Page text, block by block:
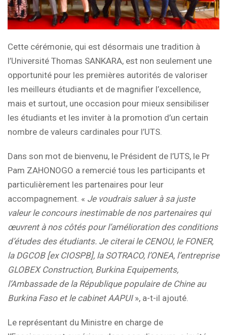
Cette cérémonie, qui est désormais une tradition à
l’Université Thomas SANKARA, est non seulement une
opportunité pour les premières autorités de valoriser
les meilleurs étudiants et de magnifier l’excellence,
mais et surtout, une occasion pour mieux sensibiliser
les étudiants et les inviter à la promotion d’un certain
nombre de valeurs cardinales pour l’UTS.
Dans son mot de bienvenu, le Président de l’UTS, le Pr
Pam ZAHONOGO a remercié tous les participants et
particulièrement les partenaires pour leur
accompagnement. « Je voudrais saluer à sa juste
valeur le concours inestimable de nos partenaires qui
œuvrent à nos côtés pour l’amélioration des conditions
d’études des étudiants. Je citerai le CENOU, le FONER,
la DGCOB [ex CIOSPB], la SOTRACO, l’ONEA, l’entreprise
GLOBEX Construction, Burkina Equipements,
l’Ambassade de la République populaire de Chine au
Burkina Faso et le cabinet AAPUI», a-t-il ajouté.
Le représentant du Ministre en charge de